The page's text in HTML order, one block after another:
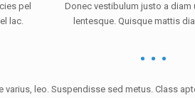
pel
lac.
Donec vestibulum justo a diam
lentesque. Quisque mattis
varius, leo. Suspendisse sed metus. Class